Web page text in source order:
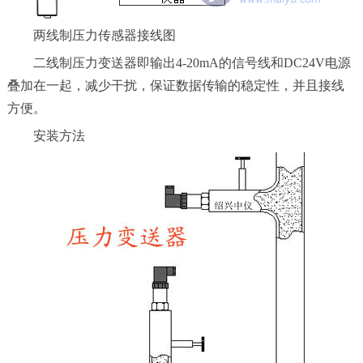
两线制压力传感器接线图
二线制压力变送器即输出4-20mA的信号线和DC24V电源
叠加在一起，减少干扰，保证数据传输的稳定性，并且接线
方便。
安装方法